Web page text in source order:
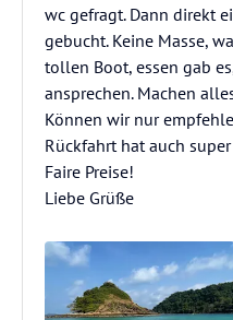
wc gefragt. Dann direkt
gebucht. Keine Masse,
tollen Boot, essen gab
ansprechen. Machen
Können wir nur
Rückfahrt hat auch
Faire Preise!
Liebe Grüße